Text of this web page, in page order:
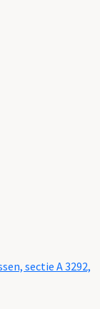
sectie A 3292,